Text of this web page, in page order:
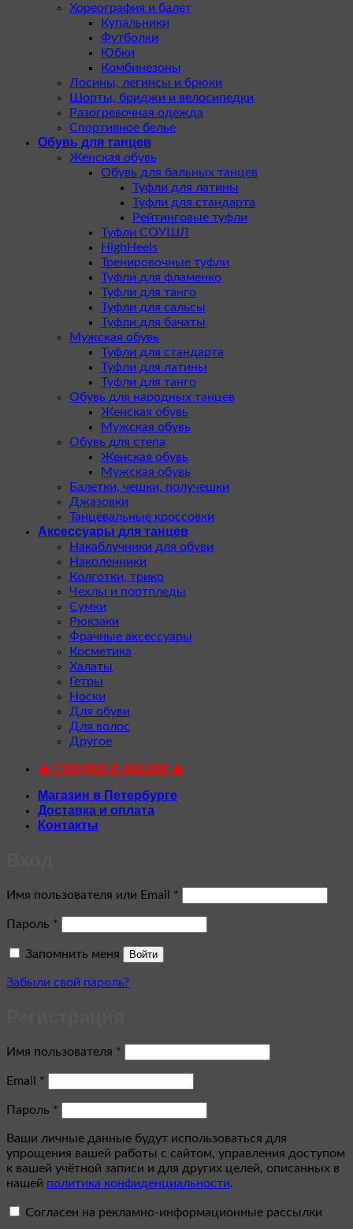
Хореография и балет
Купальники
Футболки
Юбки
Комбинезоны
Лосины, легинсы и брюки
Шорты, бриджи и велосипедки
Разогревочная одежда
Спортивное белье
Обувь для танцев
Женская обувь
Обувь для бальных танцев
Туфли для латины
Туфли для стандарта
Рейтинговые туфли
Туфли СОУШЛ
HighHeels
Тренировочные туфли
Туфли для фламенко
Туфли для танго
Туфли для сальсы
Туфли для бачаты
Мужская обувь
Туфли для стандарта
Туфли для латины
Туфли для танго
Обувь для народных танцев
Женская обувь
Мужская обувь
Обувь для степа
Женская обувь
Мужская обувь
Балетки, чешки, получешки
Джазовки
Танцевальные кроссовки
Аксессуары для танцев
Накаблучники для обуви
Наколенники
Колготки, трико
Чехлы и портпледы
Сумки
Рюкзаки
Фрачные аксессуары
Косметика
Халаты
Гетры
Носки
Для обуви
Для волос
Другое
🔥 СКИДКИ И АКЦИИ 🔥
Магазин в Петербурге
Доставка и оплата
Контакты
Имя пользователя или Email *
Пароль *
Запомнить меня Войти
Забыли свой пароль?
Имя пользователя *
Email *
Пароль *
Ваши личные данные будут использоваться для
упрощения вашей работы с сайтом, управления доступом
к вашей учётной записи и для других целей, описанных в
нашей политика конфиденциальности.
Согласен на рекламно-информационные рассылки